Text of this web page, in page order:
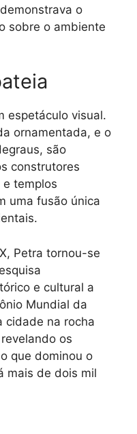
o
sobre o ambiente
espetáculo visual.
ornamentada, e o
são
construtores
templos
uma fusão única
Petra tornou-se
e cultural a
Mundial da
cidade na rocha
os
que dominou o
mais de dois mil